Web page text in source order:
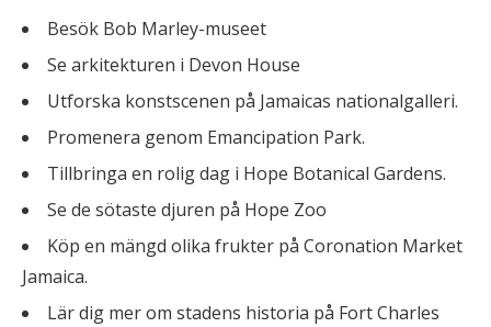
Besök Bob Marley-museet
Se arkitekturen i Devon House
Utforska konstscenen på Jamaicas nationalgalleri.
Promenera genom Emancipation Park.
Tillbringa en rolig dag i Hope Botanical Gardens.
Se de sötaste djuren på Hope Zoo
Köp en mängd olika frukter på Coronation Market
Jamaica.
Lär dig mer om stadens historia på Fort Charles